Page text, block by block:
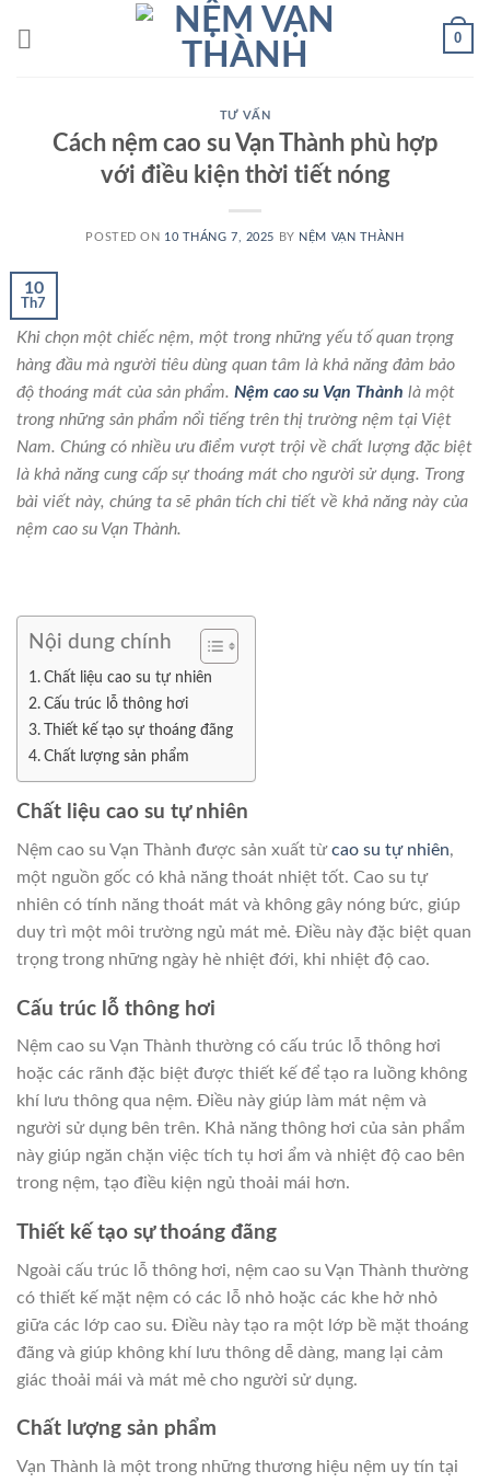
0
TƯ VẤN
Cách nệm cao su Vạn Thành phù hợp
với điều kiện thời tiết nóng
POSTED ON 10 THÁNG 7, 2025 BY NỆM VẠN THÀNH
10
Th7
Khi chọn một chiếc nệm, một trong những yếu tố quan trọng
hàng đầu mà người tiêu dùng quan tâm là khả năng đảm bảo
độ thoáng mát của sản phẩm. Nệm cao su Vạn Thành là một
trong những sản phẩm nổi tiếng trên thị trường nệm tại Việt
Nam. Chúng có nhiều ưu điểm vượt trội về chất lượng đặc biệt
là khả năng cung cấp sự thoáng mát cho người sử dụng. Trong
bài viết này, chúng ta sẽ phân tích chi tiết về khả năng này của
nệm cao su Vạn Thành.
Nội dung chính
Chất liệu cao su tự nhiên
Cấu trúc lỗ thông hơi
Thiết kế tạo sự thoáng đãng
Chất lượng sản phẩm
Chất liệu cao su tự nhiên
Nệm cao su Vạn Thành được sản xuất từcao su tự nhiên,
một nguồn gốc có khả năng thoát nhiệt tốt. Cao su tự
nhiên có tính năng thoát mát và không gây nóng bức, giúp
duy trì một môi trường ngủ mát mẻ. Điều này đặc biệt quan
trọng trong những ngày hè nhiệt đới, khi nhiệt độ cao.
Cấu trúc lỗ thông hơi
Nệm cao su Vạn Thành thường có cấu trúc lỗ thông hơi
hoặc các rãnh đặc biệt được thiết kế để tạo ra luồng không
khí lưu thông qua nệm. Điều này giúp làm mát nệm và
người sử dụng bên trên. Khả năng thông hơi của sản phẩm
này giúp ngăn chặn việc tích tụ hơi ẩm và nhiệt độ cao bên
trong nệm, tạo điều kiện ngủ thoải mái hơn.
Thiết kế tạo sự thoáng đãng
Ngoài cấu trúc lỗ thông hơi, nệm cao su Vạn Thành thường
có thiết kế mặt nệm có các lỗ nhỏ hoặc các khe hở nhỏ
giữa các lớp cao su. Điều này tạo ra một lớp bề mặt thoáng
đãng và giúp không khí lưu thông dễ dàng, mang lại cảm
giác thoải mái và mát mẻ cho người sử dụng.
Chất lượng sản phẩm
Vạn Thành là một trong những thương hiệu nệm uy tín tại